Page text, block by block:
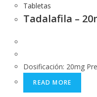
Tabletas
Tadalafila –
Dosificación: 20mg
READ MORE